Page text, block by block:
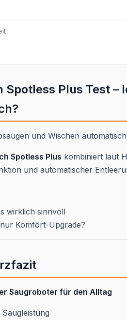
Spotless Plus Test –
und Wischen
Spotless Plus kombiniert laut
und automatischer
wirklich sinnvoll
Komfort-Upgrade?
Saugroboter für den Alltag